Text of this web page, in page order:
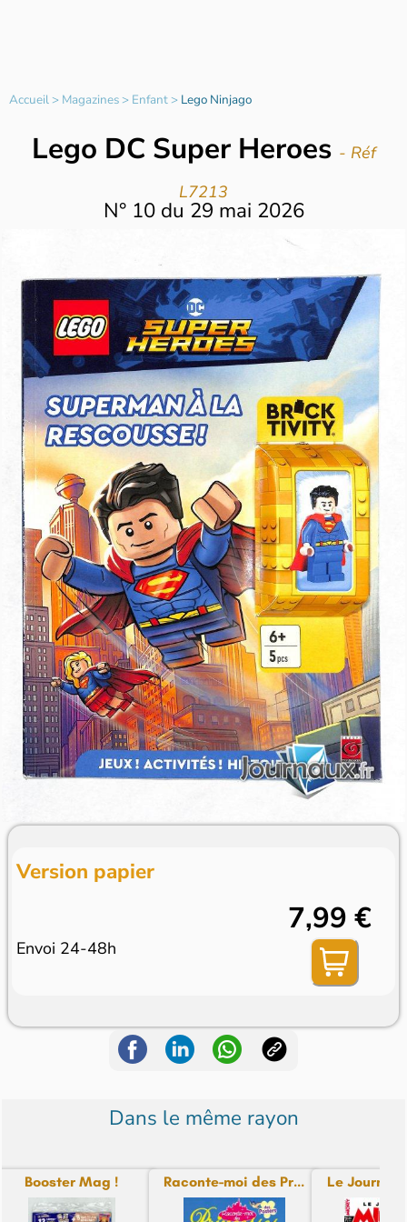
Accueil> Magazines> Enfant> Lego Ninjago
Lego DC Super Heroes - Réf
L7213
N° 10du 29 mai 2026
Version papier
Envoi 24-48h
7,99 €
Dans le même rayon
Booster Mag ! Raconte-moi des Pr... Le Journal